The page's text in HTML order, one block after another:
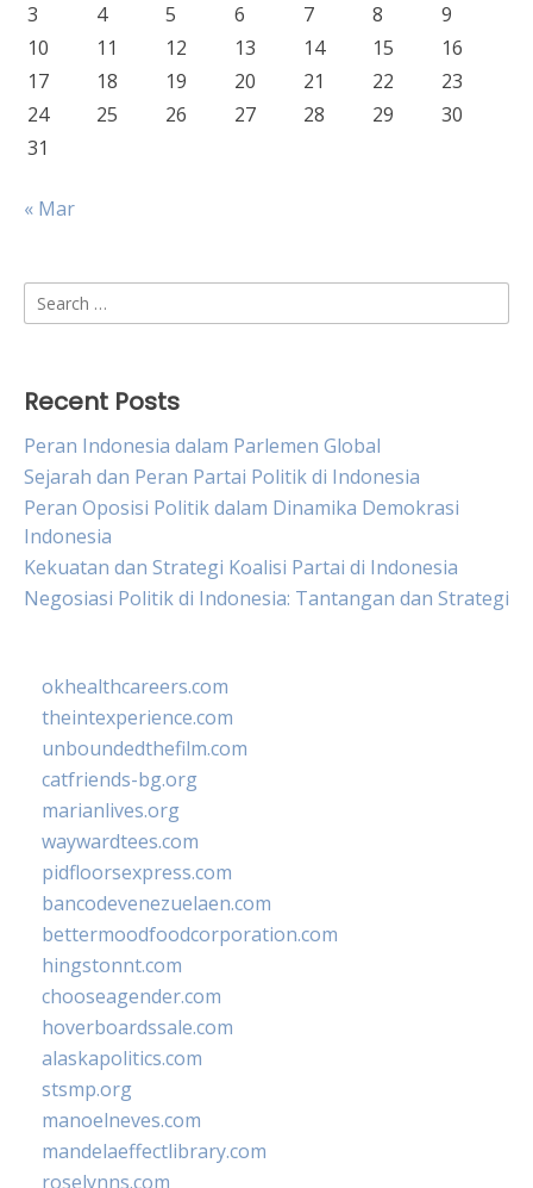
3
4 5 6 7 8
9
10
11 12 13 14 15
16
17
18 19 20 21 22
23
24
25 26 27 28 29
30
31
« Mar
Search
for:
Recent Posts
Peran Indonesia dalam Parlemen Global
Sejarah dan Peran Partai Politik di Indonesia
Peran Oposisi Politik dalam Dinamika Demokrasi
Indonesia
Kekuatan dan Strategi Koalisi Partai di Indonesia
Negosiasi Politik di Indonesia: Tantangan dan Strategi
okhealthcareers.com
theintexperience.com
unboundedthefilm.com
catfriends-bg.org
marianlives.org
waywardtees.com
pidfloorsexpress.com
bancodevenezuelaen.com
bettermoodfoodcorporation.com
hingstonnt.com
chooseagender.com
hoverboardssale.com
alaskapolitics.com
stsmp.org
manoelneves.com
mandelaeffectlibrary.com
roselynns.com